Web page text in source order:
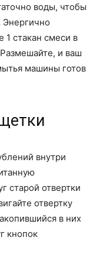
воды, чтобы
Энергично
1 стакан смеси в
и ваш
машины готов
внутри
старой отвертки
отвертку
в них
кнопок